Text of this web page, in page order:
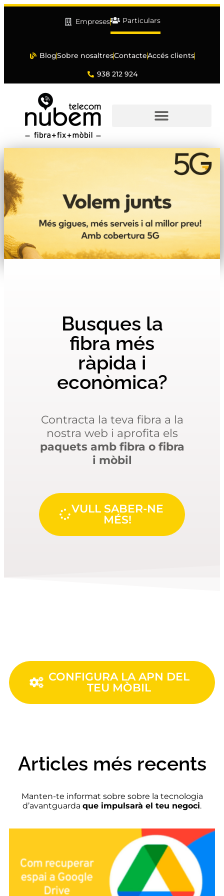
Empreses Particulars
BlogSobre nosaltresContacteAccés clients
938 212 924
Busques la
fibra més
ràpida i
econòmica?
Contracta la teva fibra a la
nostra web i aprofita els
paquets amb fibra o fibra
i mòbil
VULL SABER-NE
MÉS!
CONFIGURA LA APN DEL
TEU MÒBIL
Articles més recents​
Manten-te informat sobre sobre la tecnologia
d’avantguarda que impulsarà el teu negoci.